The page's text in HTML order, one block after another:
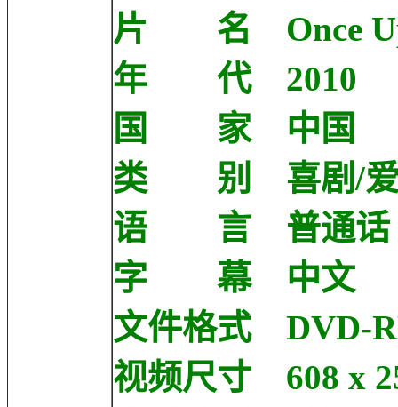
片 名 Once
年 代 2010
国 家 中国
类 别 喜剧/爱
语 言 普通话
字 幕 中文
文件格式 DVD-
视频尺寸 608 x